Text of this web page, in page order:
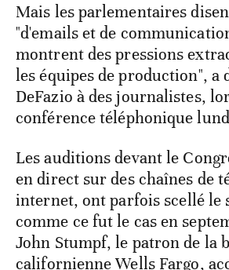
Mais les parlementaires
"d'emails et de
montrent des pressions
les équipes de production", a
DeFazio à des journalistes,
conférence téléphonique
Les auditions devant le
en direct sur des chaînes de
internet, ont parfois scellé le
comme ce fut le cas en
John Stumpf, le patron de la
californienne Wells Fargo,